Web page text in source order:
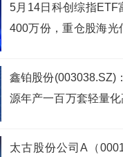
5月14日科创综指ETF
400万份，重仓股海光
鑫铂股份(003038.SZ)
源年产一百万套轻量化
太古股份公司A（